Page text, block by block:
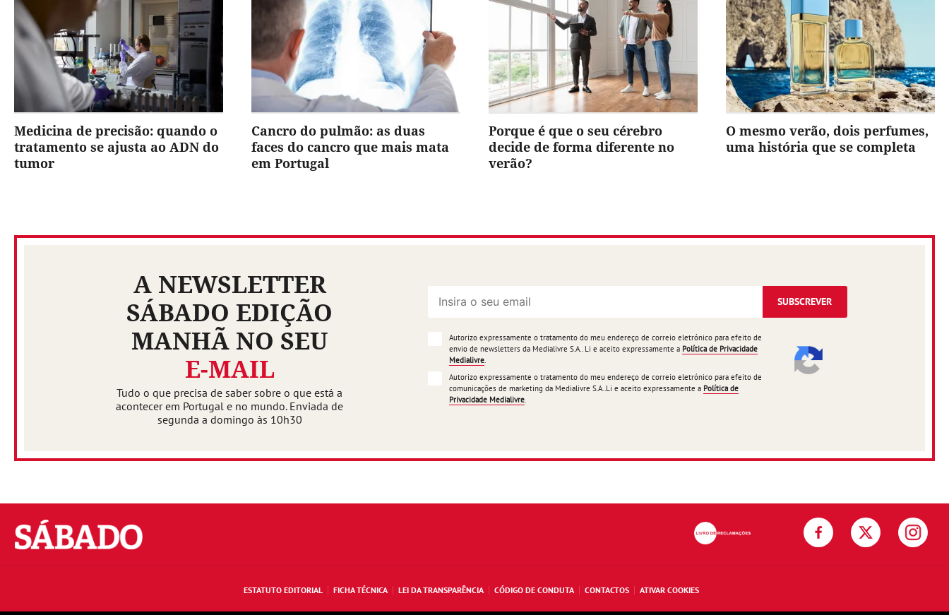
Medicina de precisão: quando o
tratamento se ajusta ao ADN do
tumor
Cancro do pulmão: as duas
faces do cancro que mais mata
em Portugal
Porque é que o seu cérebro
decide de forma diferente no
verão?
O mesmo verão, dois perfumes,
uma história que se completa
A NEWSLETTER
SÁBADO EDIÇÃO
MANHÃ NO SEU
E-MAIL
Tudo o que precisa de saber sobre o que está a
acontecer em Portugal e no mundo. Enviada de
segunda a domingo às 10h30
SUBSCREVER
Autorizo expressamente o tratamento do meu endereço de correio eletrónico para efeito de
envio de newsletters da Medialivre S.A.. Li e aceito expressamente a Política de Privacidade
Medialivre
Autorizo expressamente o tratamento do meu endereço de correio eletrónico para efeito de
comunicações de marketing da Medialivre S.A..Li e aceito expressamente a Política de
Privacidade Medialivre
Sábado
ESTATUTO EDITORIAL FICHA TÉCNICA LEI DA TRANSPARÊNCIA CÓDIGO DE CONDUTA CONTACTOS ATIVAR COOKIES